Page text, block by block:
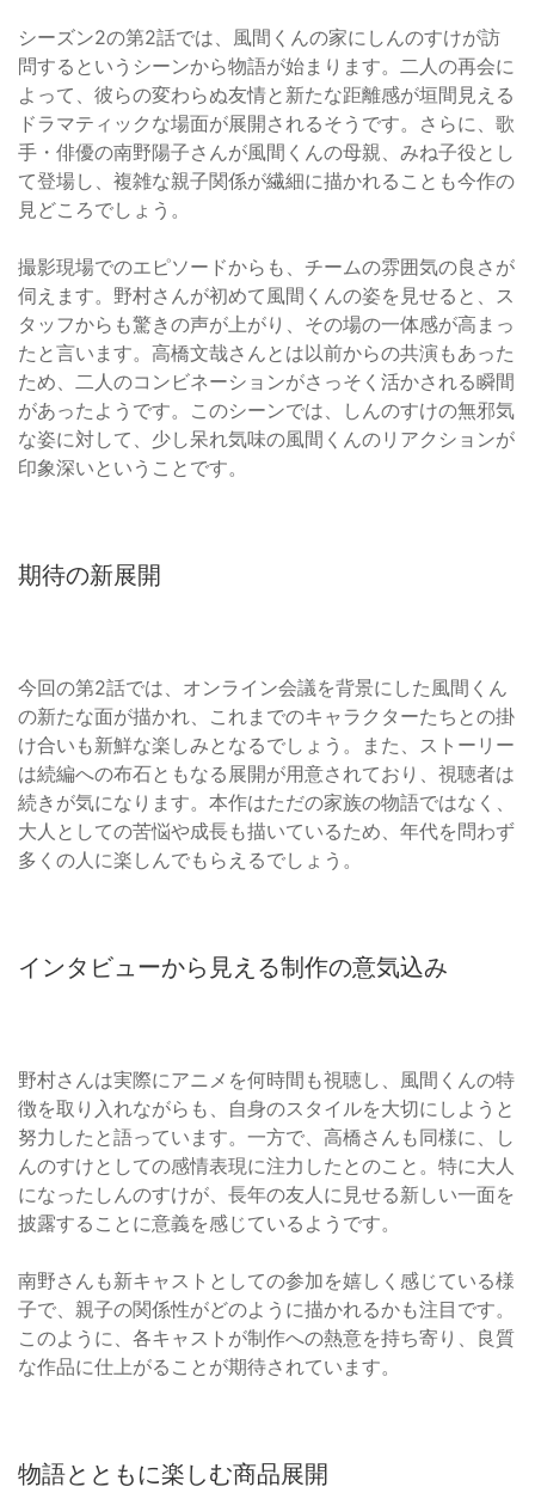
シーズン2の第2話では、風間くんの家にしんのすけが訪
問するというシーンから物語が始まります。二人の再会に
よって、彼らの変わらぬ友情と新たな距離感が垣間見える
ドラマティックな場面が展開されるそうです。さらに、歌
手・俳優の南野陽子さんが風間くんの母親、みね子役とし
て登場し、複雑な親子関係が繊細に描かれることも今作の
見どころでしょう。
撮影現場でのエピソードからも、チームの雰囲気の良さが
伺えます。野村さんが初めて風間くんの姿を見せると、ス
タッフからも驚きの声が上がり、その場の一体感が高まっ
たと言います。高橋文哉さんとは以前からの共演もあった
ため、二人のコンビネーションがさっそく活かされる瞬間
があったようです。このシーンでは、しんのすけの無邪気
な姿に対して、少し呆れ気味の風間くんのリアクションが
印象深いということです。
期待の新展開
今回の第2話では、オンライン会議を背景にした風間くん
の新たな面が描かれ、これまでのキャラクターたちとの掛
け合いも新鮮な楽しみとなるでしょう。また、ストーリー
は続編への布石ともなる展開が用意されており、視聴者は
続きが気になります。本作はただの家族の物語ではなく、
大人としての苦悩や成長も描いているため、年代を問わず
多くの人に楽しんでもらえるでしょう。
インタビューから見える制作の意気込み
野村さんは実際にアニメを何時間も視聴し、風間くんの特
徴を取り入れながらも、自身のスタイルを大切にしようと
努力したと語っています。一方で、高橋さんも同様に、し
んのすけとしての感情表現に注力したとのこと。特に大人
になったしんのすけが、長年の友人に見せる新しい一面を
披露することに意義を感じているようです。
南野さんも新キャストとしての参加を嬉しく感じている様
子で、親子の関係性がどのように描かれるかも注目です。
このように、各キャストが制作への熱意を持ち寄り、良質
な作品に仕上がることが期待されています。
物語とともに楽しむ商品展開